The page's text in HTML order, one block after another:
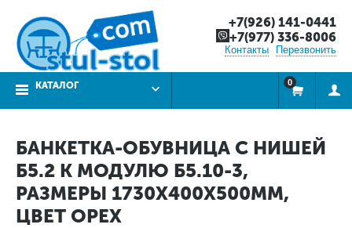
+7(926) 141-0441
+7(977) 336-8006
Контакты Перезвонить
КАТАЛОГ 0
БАНКЕТКА-ОБУВНИЦА С НИШЕЙ
Б5.2 К МОДУЛЮ Б5.10-3,
РАЗМЕРЫ 1730Х400Х500ММ,
ЦВЕТ ОРЕХ